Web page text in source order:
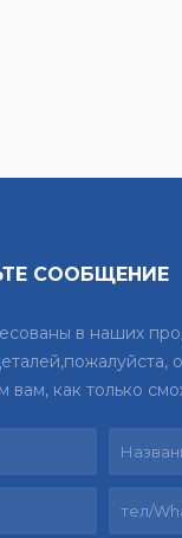
СООБЩЕНИЕ
в наших
вам, как только